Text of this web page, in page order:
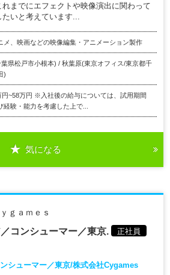
までにエフェクトや映像演出に関わって
いと考えています...
メ、映画などの映像編集・アニメーション製作
県松戸市小根本) / 秋葉原(東京オフィス/東京都千
)
円~58万円 ※入社後の給与については、試用期間
経験・能力を考慮した上で...
気になる
ｇａｍｅｓ
コンシューマー／東京. 正社員
シューマー／東京/株式会社Cygames